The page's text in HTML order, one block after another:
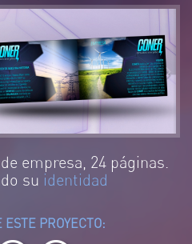
empresa, 24 páginas.
su identidad
ESTE PROYECTO: